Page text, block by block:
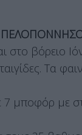
στο βόρειο
Τα
7 μποφόρ με